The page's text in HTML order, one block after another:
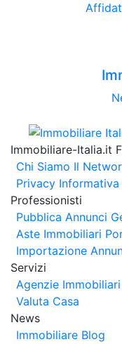
Immobiliare-Italia.it
Chi Siamo Il
Privacy
Professionisti
Pubblica Annunci
Aste Immobiliari
Importazione
Servizi
Agenzie
Valuta Casa
News
Immobiliare Blog